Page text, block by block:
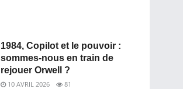
1984, Copilot et le pouvoir :
sommes-nous en train de
rejouer Orwell ?
10 AVRIL 2026 81